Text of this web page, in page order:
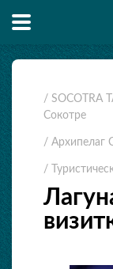
/ SOCOTRA
Сокотре
/ Архипелаг
/